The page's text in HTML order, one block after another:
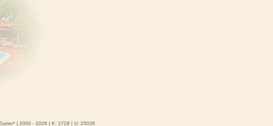
* | 2000 - 2026 | K: 1729 | U: 25028